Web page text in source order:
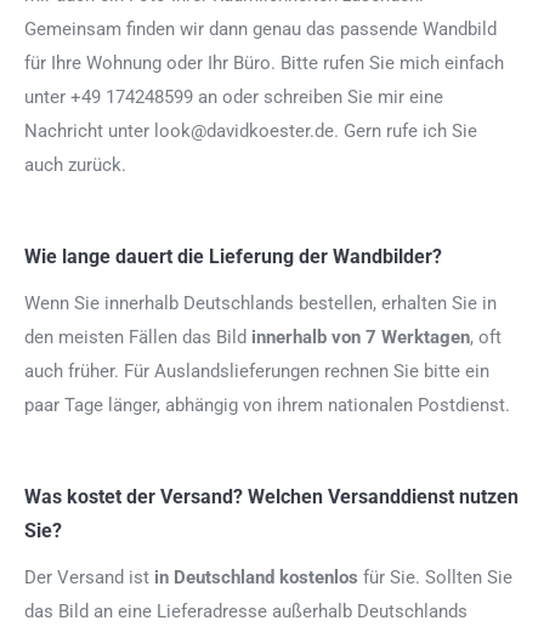
Gemeinsam finden wir dann genau das passende Wandbild
für Ihre Wohnung oder Ihr Büro. Bitte rufen Sie mich einfach
unter +49 174248599 an oder schreiben Sie mir eine
Nachricht unter look@davidkoester.de. Gern rufe ich Sie
auch zurück.
Wie lange dauert die Lieferung der Wandbilder?
Wenn Sie innerhalb Deutschlands bestellen, erhalten Sie in
den meisten Fällen das Bild innerhalb von 7 Werktagen, oft
auch früher. Für Auslandslieferungen rechnen Sie bitte ein
paar Tage länger, abhängig von ihrem nationalen Postdienst.
Was kostet der Versand? Welchen Versanddienst nutzen
Sie?
Der Versand ist in Deutschland kostenlos für Sie. Sollten Sie
das Bild an eine Lieferadresse außerhalb Deutschlands